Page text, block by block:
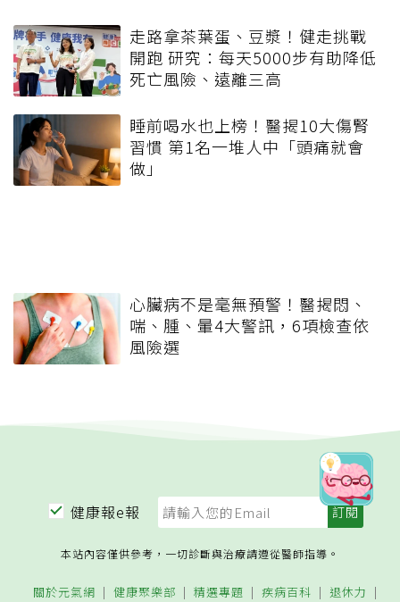
走路拿茶葉蛋、豆漿！健走挑戰
開跑 研究：每天5000步有助降低
死亡風險、遠離三高
睡前喝水也上榜！醫揭10大傷腎
習慣 第1名一堆人中「頭痛就會
做」
心臟病不是毫無預警！醫揭悶、
喘、腫、暈4大警訊，6項檢查依
風險選
健康報e報
本站內容僅供參考，一切診斷與治療請遵從醫師指導。
關於元氣網 健康聚樂部 精選專題 疾病百科 退休力